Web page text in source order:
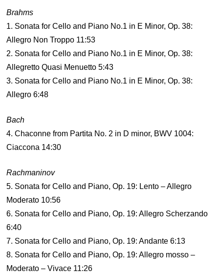
Brahms
1. Sonata for Cello and Piano No.1 in E Minor, Op. 38:
Allegro Non Troppo 11:53
2. Sonata for Cello and Piano No.1 in E Minor, Op. 38:
Allegretto Quasi Menuetto 5:43
3. Sonata for Cello and Piano No.1 in E Minor, Op. 38:
Allegro 6:48
Bach
4. Chaconne from Partita No. 2 in D minor, BWV 1004:
Ciaccona 14:30
Rachmaninov
5. Sonata for Cello and Piano, Op. 19: Lento – Allegro
Moderato 10:56
6. Sonata for Cello and Piano, Op. 19: Allegro Scherzando
6:40
7. Sonata for Cello and Piano, Op. 19: Andante 6:13
8. Sonata for Cello and Piano, Op. 19: Allegro mosso –
Moderato – Vivace 11:26